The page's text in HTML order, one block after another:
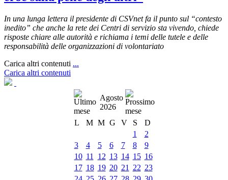
In una lunga lettera il presidente di CSVnet fa il punto sul “contesto
inedito” che anche la rete dei Centri di servizio sta vivendo, chiede
risposte chiare alle autorità e richiama i temi delle tutele e delle
responsabilità delle organizzazioni di volontariato
Carica altri contenuti ...
Carica altri contenuti
Agosto
2026
L
M M G V S
D
1
2
3
4 5 6 7 8
9
10 11 12 13 14 15 16
17 18 19 20 21 22 23